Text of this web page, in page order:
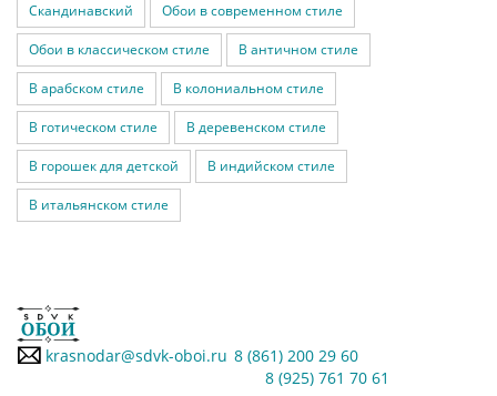
Скандинавский Обои в современном стиле
Обои в классическом стиле В античном стиле
В арабском стиле В колониальном стиле
В готическом стиле В деревенском стиле
В горошек для детской В индийском стиле
В итальянском стиле
krasnodar@sdvk-oboi.ru 8 (861) 200 29 60
8 (925) 761 70 61